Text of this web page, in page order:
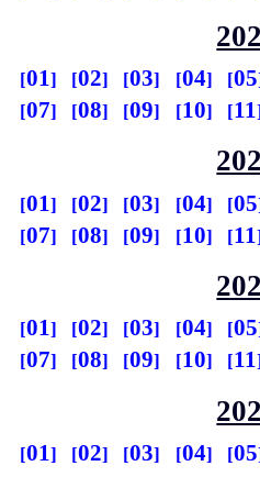
01 02 03 04 05
07
08 09 10 11
01 02 03 04 05
07
08 09 10 11
01 02 03 04 05
07
08 09 10 11
01 02 03 04 05